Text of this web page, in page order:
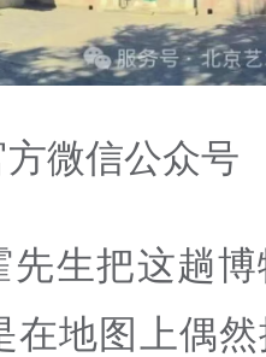
微信公众号
生把这趟
在地图上偶